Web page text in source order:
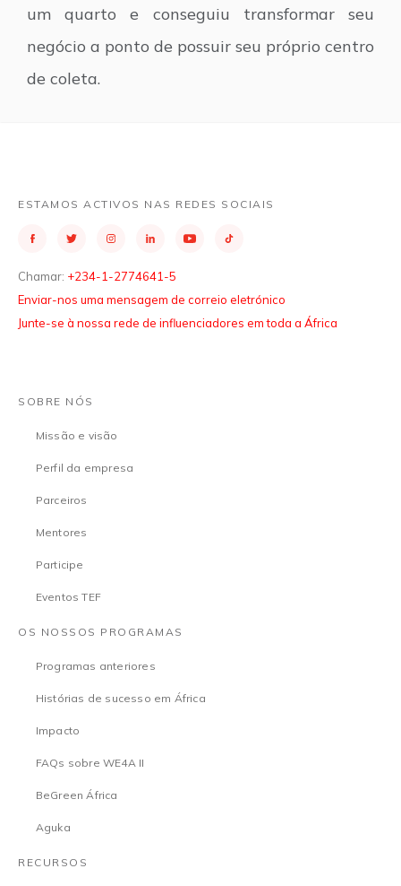
um quarto e conseguiu transformar seu
negócio a ponto de possuir seu próprio centro
de coleta.
ESTAMOS ACTIVOS NAS REDES SOCIAIS
Chamar: +234-1-2774641-5
Enviar-nos uma mensagem de correio eletrónico
Junte-se à nossa rede de influenciadores em toda a África
SOBRE NÓS
Missão e visão
Perfil da empresa
Parceiros
Mentores
Participe
Eventos TEF
OS NOSSOS PROGRAMAS
Programas anteriores
Histórias de sucesso em África
Impacto
FAQs sobre WE4A II
BeGreen África
Aguka
RECURSOS